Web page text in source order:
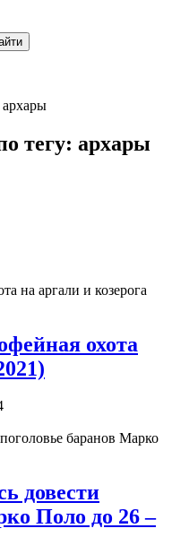
архары
тегу: архары
охота
довести
Поло до 26 –